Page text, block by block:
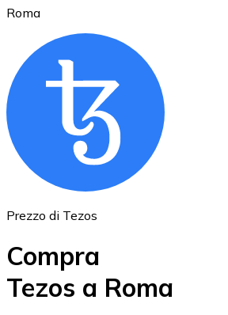
ETH
Roma
Prezzo di Tezos
Compra
Tezos a Roma